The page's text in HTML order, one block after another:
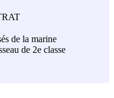
de la marine
de 2e classe